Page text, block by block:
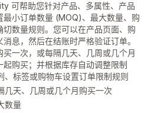
可帮助您针对产品、多属性、产品
最小订单数量 (MOQ)、最大数量、购
数量规则。您可以在产品页面、购
息，然后在结账时严格验证订单。
一次，或每隔几天、几周或几个月
购买；并根据库存自动调整限制
标签或购物车设置订单限制规则
几天、几周或几个月购买一次
数量